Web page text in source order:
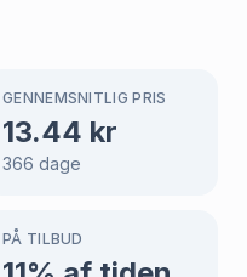
GENNEMSNITLIG PRIS
13.44 kr
366 dage
PÅ TILBUD